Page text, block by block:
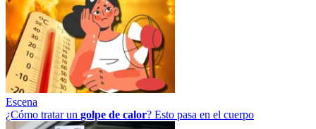
Escena
¿Cómo tratar un golpe de calor? Esto pasa en el cuerpo